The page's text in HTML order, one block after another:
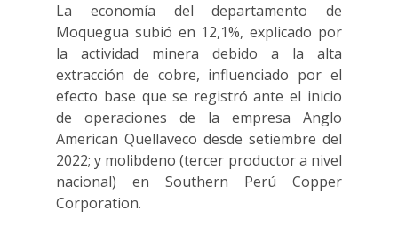
La economía del departamento de
Moquegua subió en 12,1%, explicado por
la actividad minera debido a la alta
extracción de cobre, influenciado por el
efecto base que se registró ante el inicio
de operaciones de la empresa Anglo
American Quellaveco desde setiembre del
2022; y molibdeno (tercer productor a nivel
nacional) en Southern Perú Copper
Corporation.